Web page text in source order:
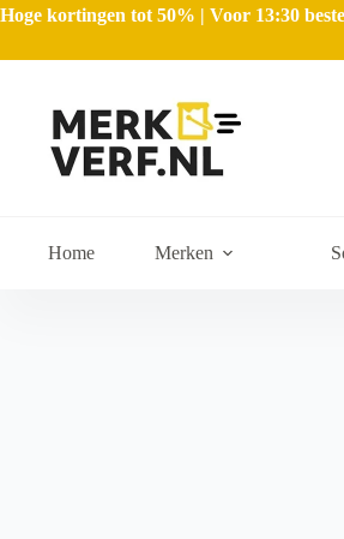
Hoge kortingen tot 50% | Voor 13:30
Home Merken